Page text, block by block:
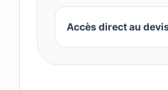
Accès direct au